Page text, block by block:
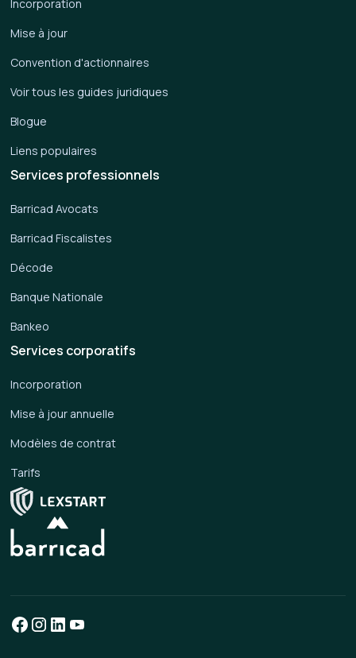
Services corporatifs
Incorporation
Mise à jour annuelle
Modèles de contrat
Tarifs
Services professionnels
Barricad Avocats
Barricad Fiscalistes
Décode
Banque Nationale
Bankeo
Incorporation
Mise à jour
Convention d'actionnaires
Voir tous les guides juridiques
Blogue
Liens populaires